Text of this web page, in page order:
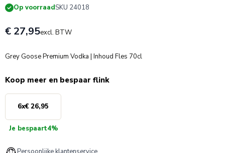
Op voorraadSKU 24018
€ 27,95excl. BTW
Grey Goose Premium Vodka | Inhoud Fles 70cl
Koop meer en bespaar flink
6x€ 26,95
Je bespaart4%